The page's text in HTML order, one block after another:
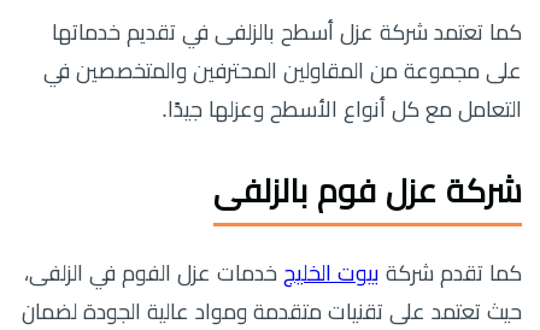
كما تعتمد شركة عزل أسطح بالزلفى في تقديم خدماتها
على مجموعة من المقاولين المحترفين والمتخصصين في
التعامل مع كل أنواع الأسطح وعزلها جيدًا.
شركة عزل فوم بالزلفى
كما تقدم شركة بيوت الخليج خدمات عزل الفوم في الزلفى،
حيث تعتمد على تقنيات متقدمة ومواد عالية الجودة لضمان